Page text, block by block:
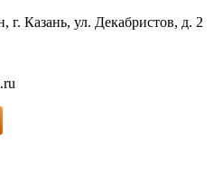
г. Казань, ул. Декабристов, д. 2